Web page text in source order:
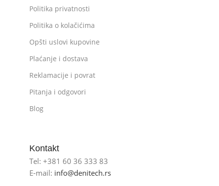
Politika privatnosti
Politika o kolačićima
Opšti uslovi kupovine
Plaćanje i dostava
Reklamacije i povrat
Pitanja i odgovori
Blog
Kontakt
Tel: +381 60 36 333 83
E-mail: info@denitech.rs